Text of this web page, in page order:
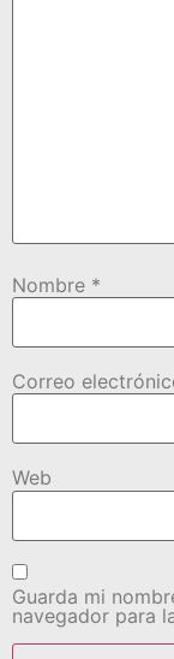
Nombre *
Correo
Web
Guarda mi
navegador para